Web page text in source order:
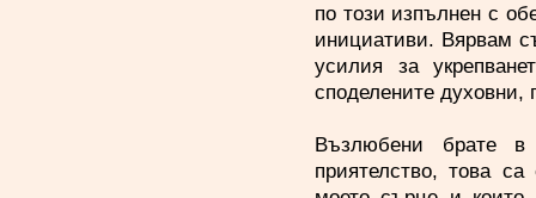
по този изпълнен с
инициативи. Вярвам
усилия за
споделените духовни,
Възлюбени брате
приятелство, това